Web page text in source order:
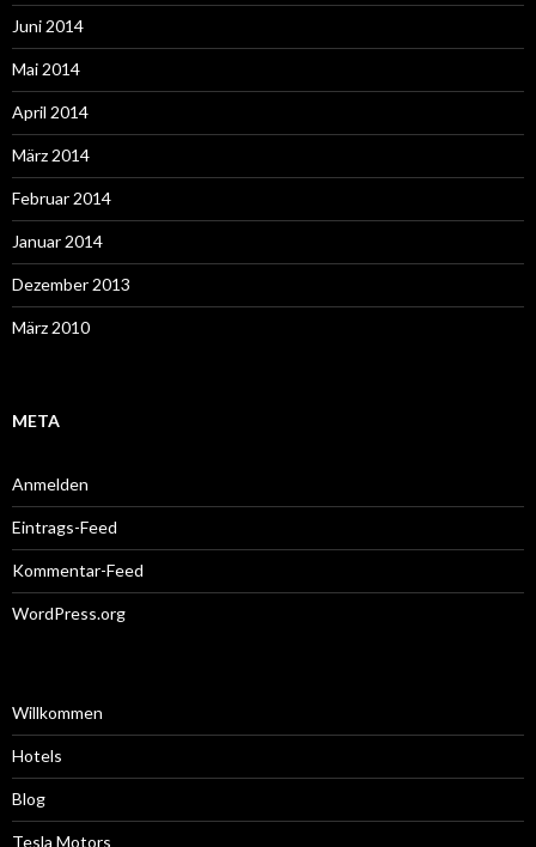
Juni 2014
Mai 2014
April 2014
März 2014
Februar 2014
Januar 2014
Dezember 2013
März 2010
META
Anmelden
Eintrags-Feed
Kommentar-Feed
WordPress.org
Willkommen
Hotels
Blog
Tesla Motors